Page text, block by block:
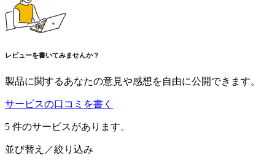
レビューを書いてみませんか？
製品に関するあなたの意見や感想を自由に公開できます。
サービスの口コミを書く
5 件のサービスがあります。
並び替え／絞り込み